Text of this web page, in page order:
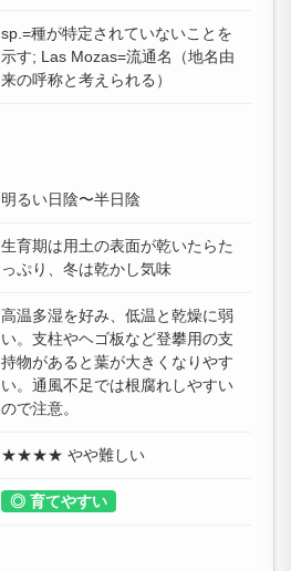
sp.=種が特定されていないことを
示す; Las Mozas=流通名（地名由
来の呼称と考えられる）
明るい日陰〜半日陰
生育期は用土の表面が乾いたらた
っぷり、冬は乾かし気味
高温多湿を好み、低温と乾燥に弱
い。支柱やヘゴ板など登攀用の支
持物があると葉が大きくなりやす
い。通風不足では根腐れしやすい
ので注意。
★★★★ やや難しい
◎ 育てやすい